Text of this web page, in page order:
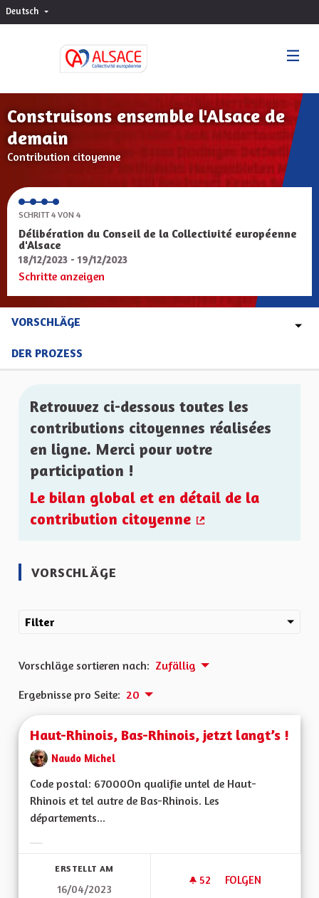
Deutsch Choisir la langue
Construisons ensemble l'Alsace de
demain
Contribution citoyenne
SCHRITT 4 VON 4
Délibération du Conseil de la Collectivité européenne
d'Alsace
18/12/2023 - 19/12/2023
Schritte anzeigen
VORSCHLÄGE
DER PROZESS
Retrouvez ci-dessous toutes les
contributions citoyennes réalisées
en ligne. Merci pour votre
participation !
Le bilan global et en détail de la
contribution citoyenne
VORSCHLÄGE
Filter
Vorschläge sortieren nach: Zufällig
Ergebnisse pro Seite: 20
Haut-Rhinois, Bas-Rhinois, jetzt langt’s !
Naudo Michel
Code postal: 67000On qualifie untel de Haut-
Rhinois et tel autre de Bas-Rhinois. Les
départements...
ERSTELLT AM
16/04/2023
52 52 FOLLOWER
FOLGEN
HAUT-RHINOIS,